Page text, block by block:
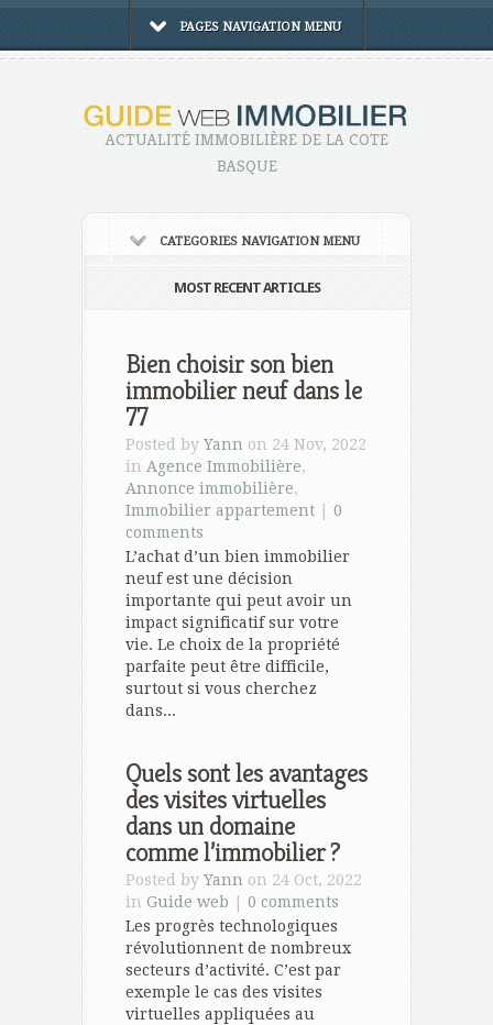
PAGES NAVIGATION MENU
ACTUALITÉ IMMOBILIÈRE DE LA COTE
BASQUE
CATEGORIES NAVIGATION MENU
MOST RECENT ARTICLES
Bien choisir son bien
immobilier neuf dans le
77
Posted by Yann on 24 Nov, 2022
in Agence Immobilière,
Annonce immobilière,
Immobilier appartement
0
comments
L’achat d’un bien immobilier
neuf est une décision
importante qui peut avoir un
impact significatif sur votre
vie. Le choix de la propriété
parfaite peut être difficile,
surtout si vous cherchez
dans...
Quels sont les avantages
des visites virtuelles
dans un domaine
comme l’immobilier ?
Posted by Yann on 24 Oct, 2022
in Guide web
0 comments
Les progrès technologiques
révolutionnent de nombreux
secteurs d’activité. C’est par
exemple le cas des visites
virtuelles appliquées au